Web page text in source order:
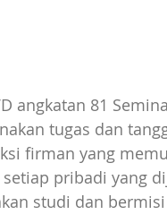
angkatan 81
tugas dan
firman yang
pribadi yang
studi dan